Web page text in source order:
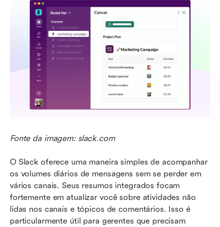
Fonte da imagem: slack.com
O Slack oferece uma maneira simples de acompanhar
os volumes diários de mensagens sem se perder em
vários canais. Seus resumos integrados focam
fortemente em atualizar você sobre atividades não
lidas nos canais e tópicos de comentários. Isso é
particularmente útil para gerentes que precisam